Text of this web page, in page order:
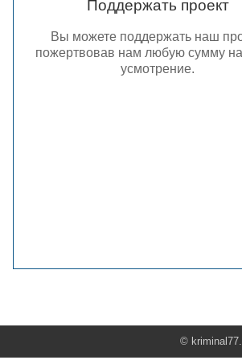
Поддержать проект
Вы можете поддержать наш
пожертвовав нам любую сумму
усмотрение.
©